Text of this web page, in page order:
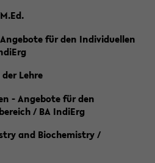
für den Individuellen
Lehre
- Angebote für den
/ BA IndiErg
and Biochemistry /